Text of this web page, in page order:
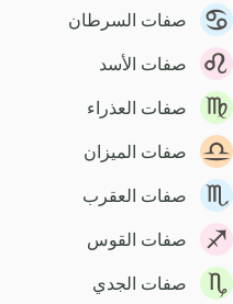
صفات السرطان
صفات الأسد
صفات العذراء
صفات الميزان
صفات العقرب
صفات القوس
صفات الجدي